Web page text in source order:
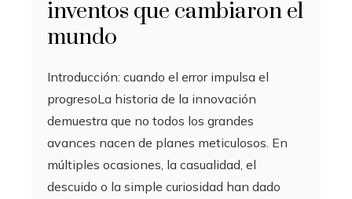
inventos que cambiaron el
mundo
Introducción: cuando el error impulsa el
progresoLa historia de la innovación
demuestra que no todos los grandes
avances nacen de planes meticulosos. En
múltiples ocasiones, la casualidad, el
descuido o la simple curiosidad han dado